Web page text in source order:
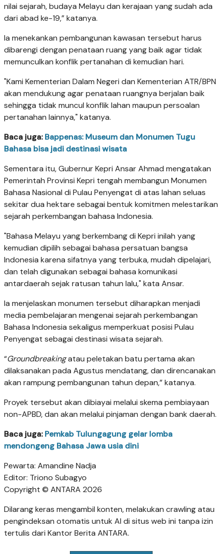
nilai sejarah, budaya Melayu dan kerajaan yang sudah ada
dari abad ke-19,” katanya.
Ia menekankan pembangunan kawasan tersebut harus
dibarengi dengan penataan ruang yang baik agar tidak
memunculkan konflik pertanahan di kemudian hari.
"Kami Kementerian Dalam Negeri dan Kementerian ATR/BPN
akan mendukung agar penataan ruangnya berjalan baik
sehingga tidak muncul konflik lahan maupun persoalan
pertanahan lainnya," katanya.
Baca juga:Bappenas: Museum dan Monumen Tugu
Bahasa bisa jadi destinasi wisata
Sementara itu, Gubernur Kepri Ansar Ahmad mengatakan
Pemerintah Provinsi Kepri tengah membangun Monumen
Bahasa Nasional di Pulau Penyengat di atas lahan seluas
sekitar dua hektare sebagai bentuk komitmen melestarikan
sejarah perkembangan bahasa Indonesia.
"Bahasa Melayu yang berkembang di Kepri inilah yang
kemudian dipilih sebagai bahasa persatuan bangsa
Indonesia karena sifatnya yang terbuka, mudah dipelajari,
dan telah digunakan sebagai bahasa komunikasi
antardaerah sejak ratusan tahun lalu," kata Ansar.
Ia menjelaskan monumen tersebut diharapkan menjadi
media pembelajaran mengenai sejarah perkembangan
Bahasa Indonesia sekaligus memperkuat posisi Pulau
Penyengat sebagai destinasi wisata sejarah.
“Groundbreakingatau peletakan batu pertama akan
dilaksanakan pada Agustus mendatang, dan direncanakan
akan rampung pembangunan tahun depan,” katanya.
Proyek tersebut akan dibiayai melalui skema pembiayaan
non-APBD, dan akan melalui pinjaman dengan bank daerah.
Baca juga:Pemkab Tulungagung gelar lomba
mendongeng Bahasa Jawa usia dini
Pewarta: Amandine Nadja
Editor: Triono Subagyo
Copyright © ANTARA 2026
Dilarang keras mengambil konten, melakukan crawling atau
pengindeksan otomatis untuk AI di situs web ini tanpa izin
tertulis dari Kantor Berita ANTARA.